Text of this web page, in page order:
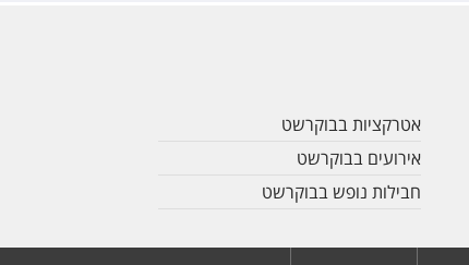
אטרקציות בבוקרשט
אירועים בבוקרשט
חבילות נופש בבוקרשט